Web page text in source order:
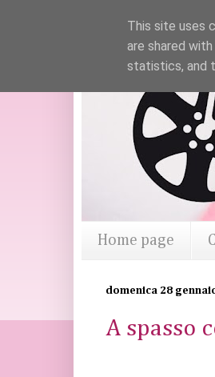
Home page
domenica 28
A spasso
This site uses
are shared
statistics, and